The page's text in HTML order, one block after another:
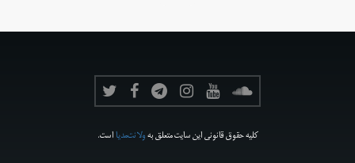
کلیه حقوق قانونی این سایت متعلق بهولانت‌مدیااست.